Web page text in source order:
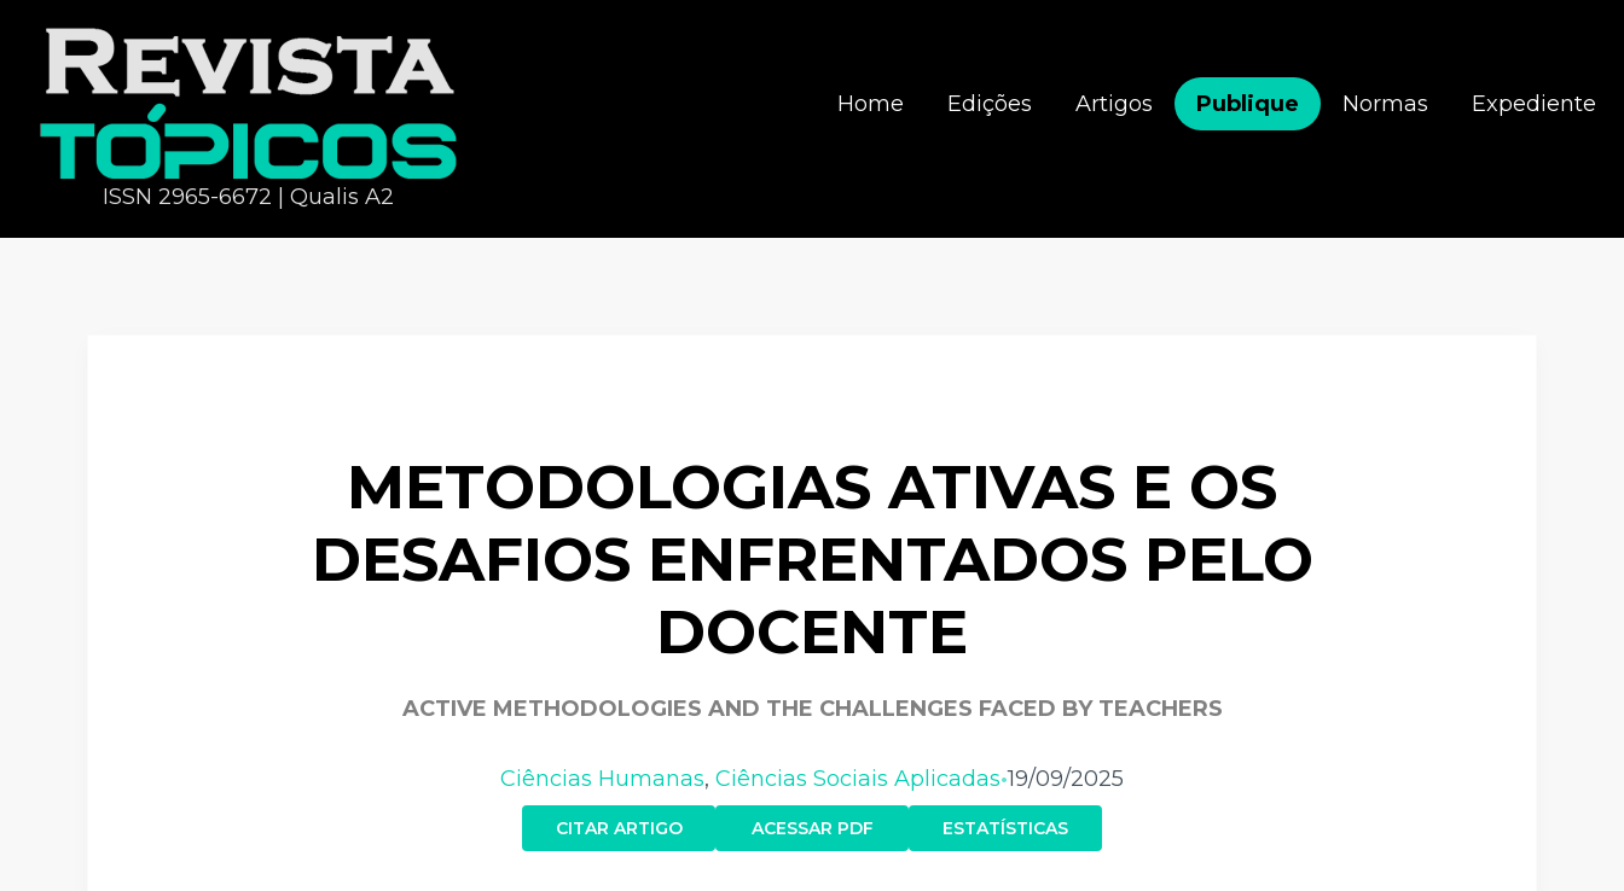
ISSN 2965-6672 | Qualis A2
Home Edições Artigos Publique Normas Expediente
METODOLOGIAS ATIVAS E OS
DESAFIOS ENFRENTADOS PELO
DOCENTE
ACTIVE METHODOLOGIES AND THE CHALLENGES FACED BY TEACHERS
Ciências Humanas, Ciências Sociais Aplicadas•19/09/2025
CITAR ARTIGO ACESSAR PDF ESTATÍSTICAS